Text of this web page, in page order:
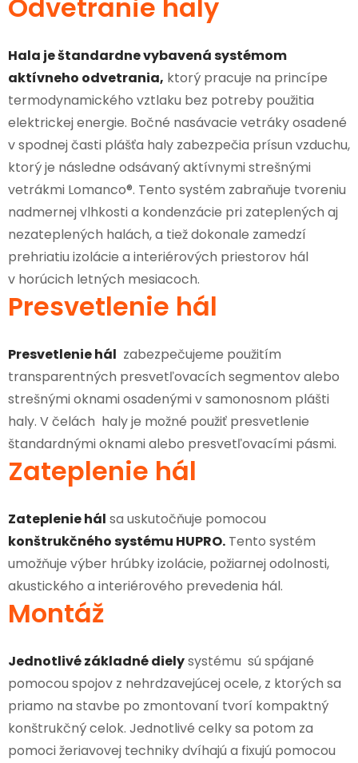
Odvetranie haly
Hala je štandardne vybavená systémom
aktívneho odvetrania, ktorý pracuje na princípe
termodynamického vztlaku bez potreby použitia
elektrickej energie. Bočné nasávacie vetráky osadené
v spodnej časti plášťa haly zabezpečia prísun vzduchu,
ktorý je následne odsávaný aktívnymi strešnými
vetrákmi Lomanco®. Tento systém zabraňuje tvoreniu
nadmernej vlhkosti a kondenzácie pri zateplených aj
nezateplených halách, a tiež dokonale zamedzí
prehriatiu izolácie a interiérových priestorov hál
v horúcich letných mesiacoch.
Presvetlenie hál
Presvetlenie hál zabezpečujeme použitím
transparentných presvetľovacích segmentov alebo
strešnými oknami osadenými v samonosnom plášti
haly. V čelách haly je možné použiť presvetlenie
štandardnými oknami alebo presvetľovacími pásmi.
Zateplenie hál
Zateplenie hál sa uskutočňuje pomocou
konštrukčného systému HUPRO. Tento systém
umožňuje výber hrúbky izolácie, požiarnej odolnosti,
akustického a interiérového prevedenia hál.
Montáž
Jednotlivé základné dielysystému sú spájané
pomocou spojov z nehrdzavejúcej ocele, z ktorých sa
priamo na stavbe po zmontovaní tvorí kompaktný
konštrukčný celok. Jednotlivé celky sa potom za
pomoci žeriavovej techniky dvíhajú a fixujú pomocou